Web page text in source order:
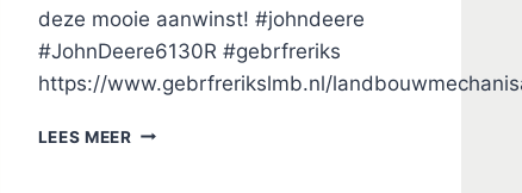
deze mooie aanwinst! #johndeere
#JohnDeere6130R #gebrfreriks
https://www.gebrfrerikslmb.nl/
LEES MEERAFGELEVERD